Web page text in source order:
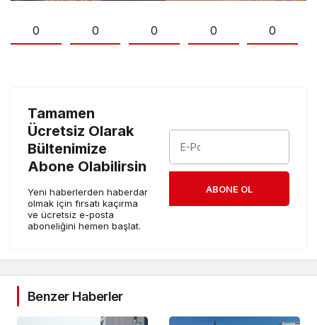
0 0 0 0 0
Tamamen
Ücretsiz Olarak
Bültenimize
Abone Olabilirsin
Yeni haberlerden haberdar
olmak için fırsatı kaçırma
ve ücretsiz e-posta
aboneliğini hemen başlat.
ABONE OL
Benzer Haberler